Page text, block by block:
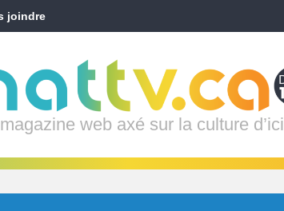
joindre
web axé sur la culture d’ici